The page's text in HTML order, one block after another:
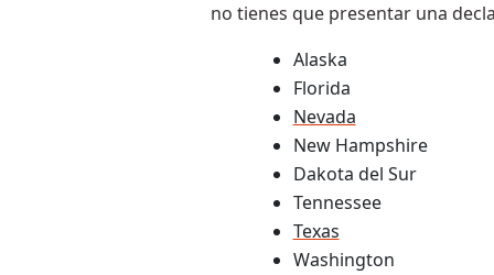
no tienes que presentar una
Alaska
Florida
Nevada
New Hampshire
Dakota del Sur
Tennessee
Texas
Washington